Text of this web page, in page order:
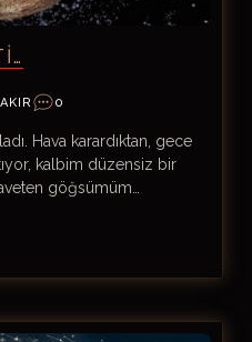
0
Hava karardıktan, gece
kalbim düzensiz bir
göğsümüm…